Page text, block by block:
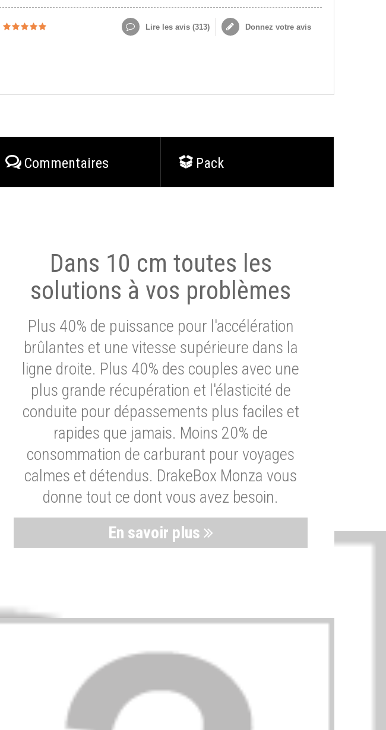
Lire les avis (313) Donnez votre avis
Commentaires Pack
Dans 10 cm toutes les
solutions à vos problèmes
Plus 40% de puissance pour l'accélération
brûlantes et une vitesse supérieure dans la
ligne droite. Plus 40% des couples avec une
plus grande récupération et l'élasticité de
conduite pour dépassements plus faciles et
rapides que jamais. Moins 20% de
consommation de carburant pour voyages
calmes et détendus. DrakeBox Monza vous
donne tout ce dont vous avez besoin.
En savoir plus